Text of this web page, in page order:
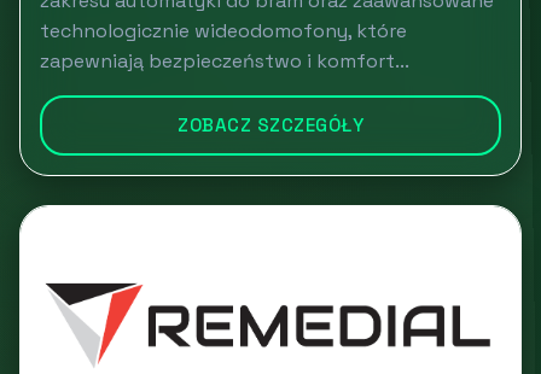
technologicznie wideodomofony, które
zapewniają bezpieczeństwo i komfort...
ZOBACZ SZCZEGÓŁY